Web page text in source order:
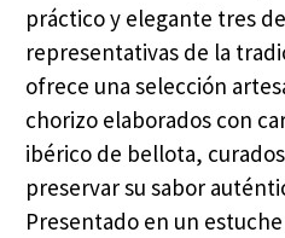
práctico y elegante tres
representativas de la
ofrece una selección
chorizo elaborados con
ibérico de bellota,
preservar su sabor
Presentado en un